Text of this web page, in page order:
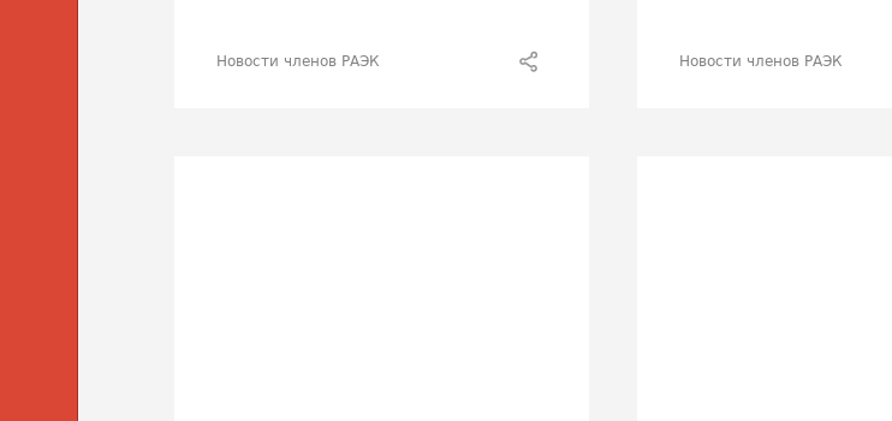
Новости членов РАЭК Новости членов РАЭК